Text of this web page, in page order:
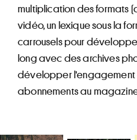
multiplication des formats
vidéo, un lexique sous la
carrousels pour
long avec des archives
développer l'engagement
abonnements au